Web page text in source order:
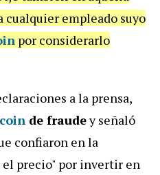
cualquier empleado suyo
por considerarlo
a la prensa,
de fraudey señaló
confiaron en la
precio" por invertir en